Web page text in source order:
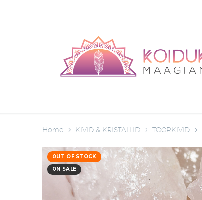
Home KIVID & KRISTALLID TOORKIVID
OUT OF STOCK
ON SALE